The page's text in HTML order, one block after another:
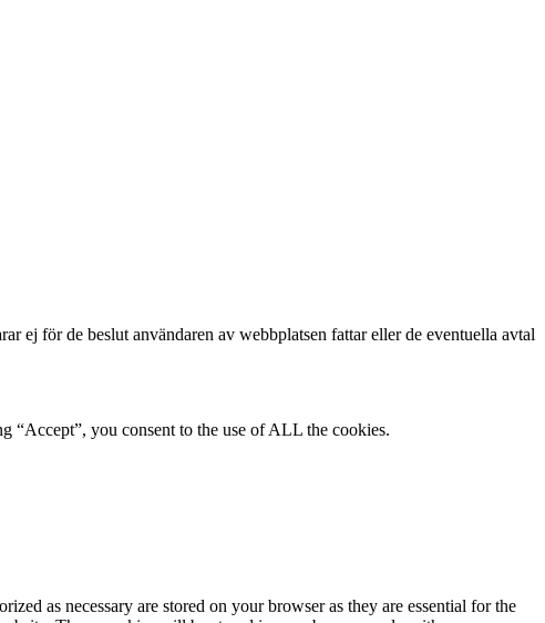
ej för de beslut användaren av webbplatsen fattar eller de eventuella avtal
“Accept”, you consent to the use of ALL the cookies.
as necessary are stored on your browser as they are essential for the